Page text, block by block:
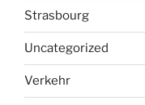
Strasbourg
Uncategorized
Verkehr